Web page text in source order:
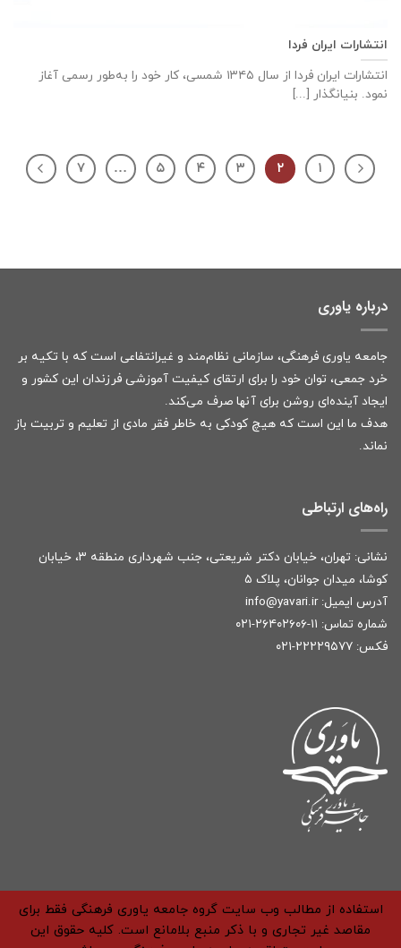
انتشارات ایران فردا
انتشارات ایران‌ فردا از سال ۱۳۴۵ شمسی، کار خود را به‌طور رسمی آغاز
نمود. بنیانگذار [...]
۱ ۲ ۳ ۴ ۵ … ۷
درباره یاوری
جامعه یاوری فرهنگی، سازمانی نظام‌مند و غیرانتفاعی است که با تکیه بر
خرد جمعی، توان خود را برای ارتقای کیفیت آموزشی فرزندان این کشور و
ایجاد آینده‌ای روشن برای آنها صرف می‌کند.
هدف ما این است که هیچ کودکی به خاطر فقر مادی از تعلیم و تربیت باز
نماند.
راه‌های ارتباطی
نشانی: تهران، خیابان دکتر شریعتی، جنب شهرداری منطقه ۳، خیابان
کوشا، میدان جوانان، پلاک ۵
آدرس ایمیل: info@yavari.ir
شماره تماس: ۱۱-۲۶۴۰۲۶۰۶-۰۲۱
فکس: ۲۲۲۲۹۵۷۷-۰۲۱
استفاده از مطالب وب سایت گروه جامعه یاوری فرهنگی فقط برای
مقاصد غیر تجاری و با ذکر منبع بلامانع است. کلیه حقوق این